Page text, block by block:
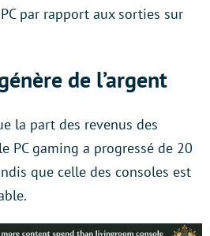
par rapport aux sorties sur
de l’argent
la part des revenus des
PC gaming a progressé de 20
que celle des consoles est